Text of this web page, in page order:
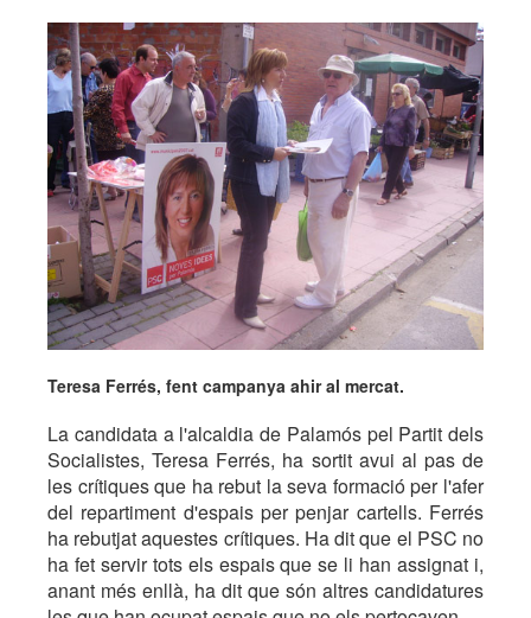
Teresa Ferrés, fent campanya ahir al mercat.
La candidata a l'alcaldia de Palamós pel Partit dels
Socialistes, Teresa Ferrés, ha sortit avui al pas de
les crítiques que ha rebut la seva formació per l'afer
del repartiment d'espais per penjar cartells. Ferrés
ha rebutjat aquestes crítiques. Ha dit que el PSC no
ha fet servir tots els espais que se li han assignat i,
anant més enllà, ha dit que són altres candidatures